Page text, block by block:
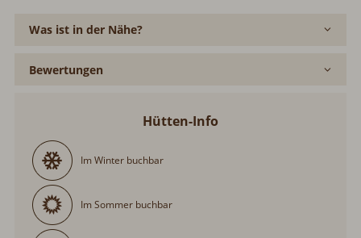
Was ist in der Nähe?
Bewertungen
Hütten-Info
Im Winter buchbar
Im Sommer buchbar